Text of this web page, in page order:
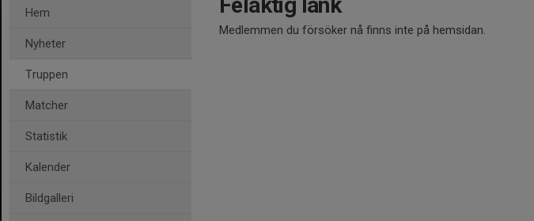
Hem
Nyheter
Truppen
Matcher
Statistik
Kalender
Bildgalleri
Medlemmen du försöker nå finns inte på hemsidan.